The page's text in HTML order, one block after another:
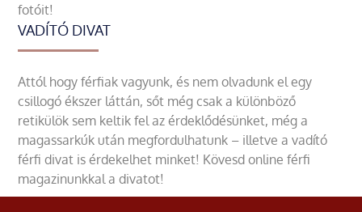
fotóit!
VADÍTÓ DIVAT
Attól hogy férfiak vagyunk, és nem olvadunk el egy
csillogó ékszer láttán, sőt még csak a különböző
retikülök sem keltik fel az érdeklődésünket, még a
magassarkúk után megfordulhatunk – illetve a vadító
férfi divat is érdekelhet minket! Kövesd online férfi
magazinunkkal a divatot!